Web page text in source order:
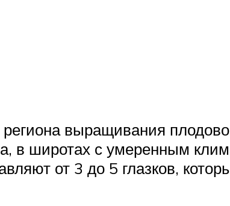
выращивания
в широтах с умеренным
от 3 до 5 глазков,